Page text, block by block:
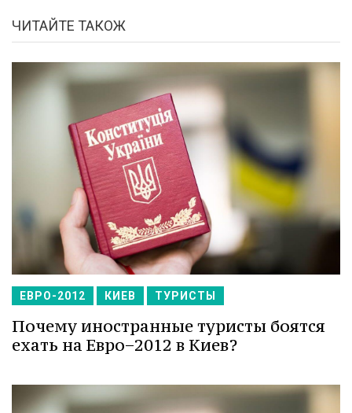
ЧИТАЙТЕ ТАКОЖ
ЕВРО-2012 КИЕВ ТУРИСТЫ
Почему иностранные туристы боятся
ехать на Евро−2012 в Киев?